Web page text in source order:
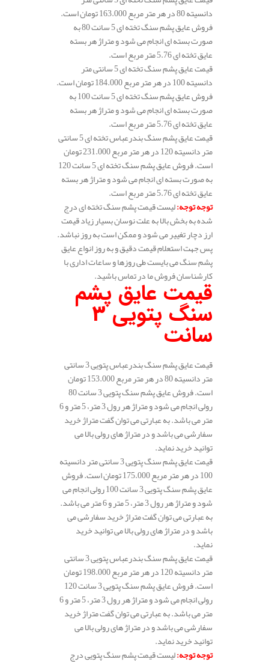
دانسیته 80 در هر متر مربع 163.000 تومان است.
فروش عایق پشم سنگ تخته ای 5 سانت 80 به
صورت بسته ای انجام می شود و متراژ هر بسته
عایق تخته ای 5.76 متر مربع است.
قیمت عایق پشم سنگ تخته ای 5 سانتی متر
دانسیته 100 در هر متر مربع 184.000 تومان است.
فروش عایق پشم سنگ تخته ای 5 سانت 100 به
صورت بسته ای انجام می شود و متراژ هر بسته
عایق تخته ای 5.76 متر مربع است.
قیمت عایق پشم سنگ بندرعباس تخته ای 5 سانتی
متر دانسیته 120 در هر متر مربع 231.000 تومان
است. فروش عایق پشم سنگ تخته ای 5 سانت 120
به صورت بسته ای انجام می شود و متراژ هر بسته
عایق تخته ای 5.76 متر مربع است.
توجه توجه:لیست قیمت پشم سنگ تخته ای درج
شده به بخش بالا به علت نوسان بسیار زیاد قیمت
ارز دچار تغییر می شود و ممکن است به روز نباشد.
پس جهت استعلام قیمت دقیق و به روز انواع عایق
پشم سنگ می بایست طی روزها و ساعات اداری با
کارشناسان فروش ما در تماس باشید.
قیمت عایق پشم
سنگ پتویی 3
سانت
قیمت عایق پشم سنگ بندرعباس پتویی 3 سانتی
متر دانسیته 80 در هر متر مربع 153.000 تومان
است. فروش عایق پشم سنگ پتویی 3 سانت 80
رولی انجام می شود و متراژ هر رول 3 متر، 5 متر و 6
متر می باشد. به عبارتی می توان گفت متراژ خرید
سفارشی می باشد و در متراژ های رولی بالا می
توانید خرید نماید.
قیمت عایق پشم سنگ پتویی 3 سانتی متر دانسیته
100 در هر متر مربع 175.000 تومان است. فروش
عایق پشم سنگ پتویی 3 سانت 100 رولی انجام می
شود و متراژ هر رول 3 متر، 5 متر و 6 متر می باشد.
به عبارتی می توان گفت متراژ خرید سفارشی می
باشد و در متراژ های رولی بالا می توانید خرید
نماید.
قیمت عایق پشم سنگ بندرعباس پتویی 3 سانتی
متر دانسیته 120 در هر متر مربع 198.000 تومان
است. فروش عایق پشم سنگ پتویی 3 سانت 120
رولی انجام می شود و متراژ هر رول 3 متر، 5 متر و 6
متر می باشد. به عبارتی می توان گفت متراژ خرید
سفارشی می باشد و در متراژ های رولی بالا می
توانید خرید نماید.
توجه توجه:لیست قیمت پشم سنگ پتویی درج